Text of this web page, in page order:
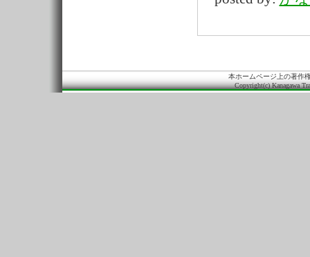
本ホームページ上の著作
Copyright(c) Kanagawa